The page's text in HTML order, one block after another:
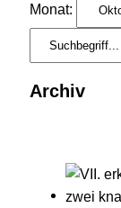
Monat:
Archiv